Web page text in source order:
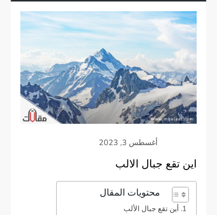
اين تقع جبال الالب
محتويات المقال
أين تقع جبال الألب